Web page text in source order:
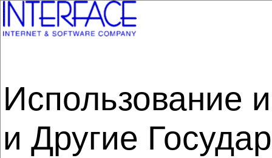
Использование
и Другие